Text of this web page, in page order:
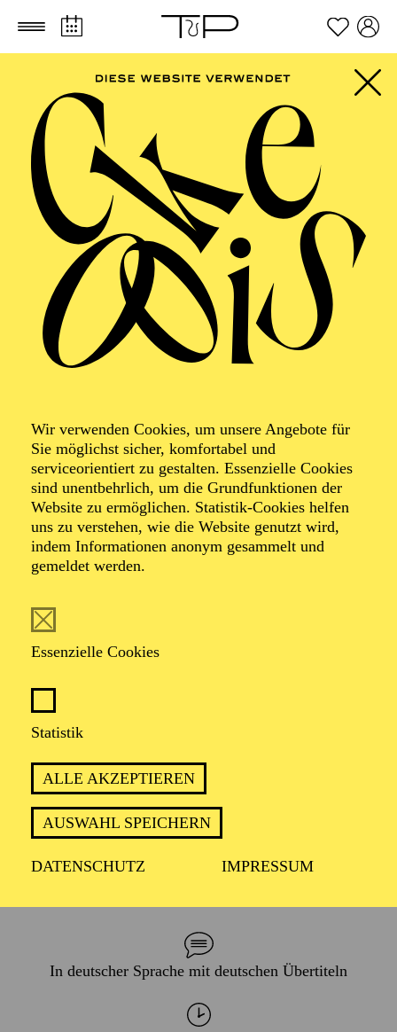
Zum Hauptinhalt springen Zum Footer springen
Wir verwenden Cookies, um unsere Angebote für
Sie möglichst sicher, komfortabel und
serviceorientiert zu gestalten. Essenzielle Cookies
sind unentbehrlich, um die Grundfunktionen der
Website zu ermöglichen. Statistik-Cookies helfen
uns zu verstehen, wie die Website genutzt wird,
indem Informationen anonym gesammelt und
gemeldet werden.
Essenzielle Cookies
Statistik
ALLE AKZEPTIEREN
AUSWAHL SPEICHERN
DATENSCHUTZ IMPRESSUM
AALTO MUSIKTHEATER
Uraufführung
Ruhrepos 2.0 27
Revue in sechs Teilen von Gordon Kampe
Mit Werken von Kurt Weill
semikonzertante Aufführung
mit Texten aus Literatur, Alltagskultur und Erinnerung,
zusammengestellt von Gordon Kampe, Patricia Knebel
und Georg Rootering
EIN MUSIKALISCHER ABEND SO
EHRLICH UND DIREKT WIE DAS
RUHRGEBIET
In deutscher Sprache mit deutschen Übertiteln